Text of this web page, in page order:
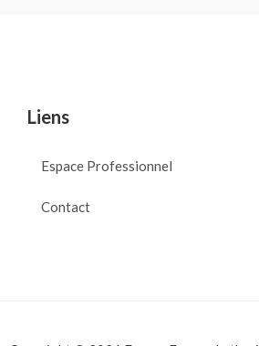
Liens
Espace Professionnel
Contact